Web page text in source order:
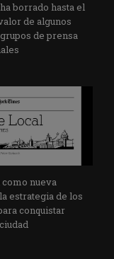
borrado hasta el
de algunos
de prensa
como nueva
estrategia de los
conquistar